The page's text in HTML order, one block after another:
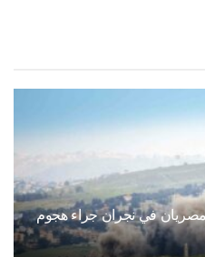
مدنيا بينهم مصريان في نجران جراء هجوم